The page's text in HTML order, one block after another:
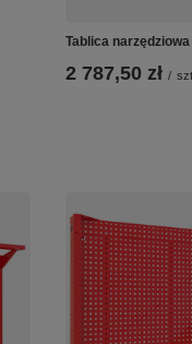
Tablica
2 787,50 zł /